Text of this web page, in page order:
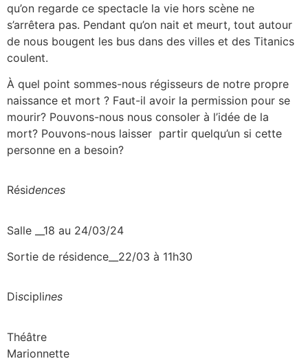
qu’on regarde ce spectacle la vie hors scène ne
s’arrêtera pas. Pendant qu’on nait et meurt, tout autour
de nous bougent les bus dans des villes et des Titanics
coulent.
À quel point sommes-nous régisseurs de notre propre
naissance et mort ? Faut-il avoir la permission pour se
mourir? Pouvons-nous nous consoler à l’idée de la
mort? Pouvons-nous laisser partir quelqu’un si cette
personne en a besoin?
Résidences
Salle __18 au 24/03/24
Sortie de résidence__22/03 à 11h30
Disciplines
Théâtre
Marionnette